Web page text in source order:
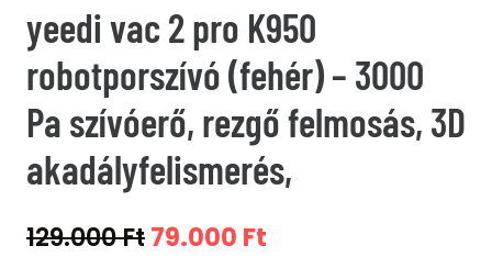
yeedi vac 2 pro K950
robotporszívó (fehér) – 3000
Pa szívóerő, rezgő felmosás, 3D
akadályfelismerés,
129.000FtOriginal
79.000 Ft